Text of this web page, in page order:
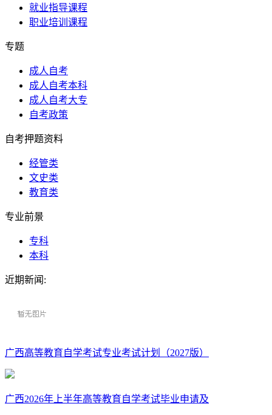
就业指导课程
职业培训课程
专题
成人自考
成人自考本科
成人自考大专
自考政策
自考押题资料
经管类
文史类
教育类
专业前景
专科
本科
近期新闻:
广西高等教育自学考试专业考试计划（2027版）
广西2026年上半年高等教育自学考试毕业申请及